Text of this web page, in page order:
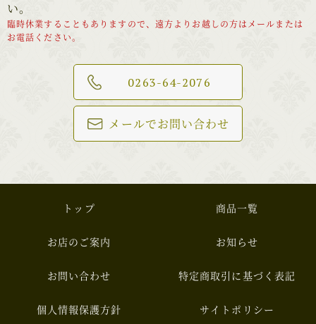
い。
臨時休業することもありますので、遠方よりお越しの方はメールまたは
お電話ください。
0263-64-2076
メールでお問い合わせ
トップ 商品一覧
お店のご案内 お知らせ
お問い合わせ 特定商取引に基づく表記
個人情報保護方針 サイトポリシー